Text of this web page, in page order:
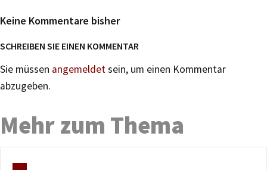
Keine Kommentare bisher
SCHREIBEN SIE EINEN KOMMENTAR
Sie müssen angemeldetsein, um einen Kommentar
abzugeben.
Mehr zum Thema